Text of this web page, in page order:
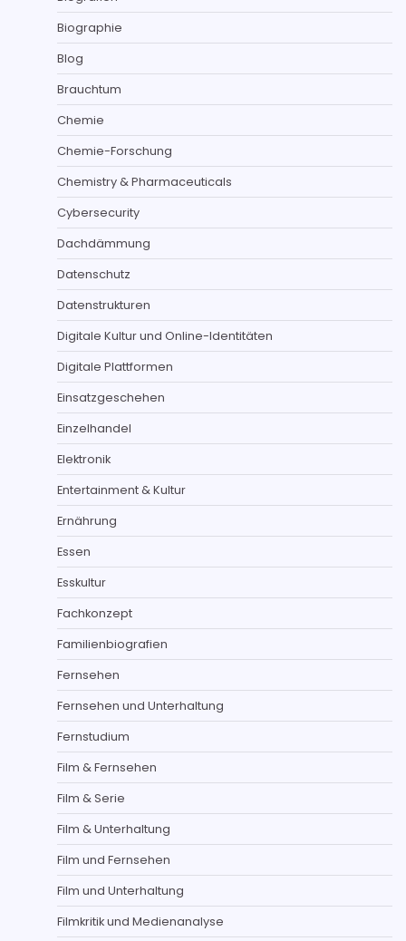
Biographie
Blog
Brauchtum
Chemie
Chemie-Forschung
Chemistry & Pharmaceuticals
Cybersecurity
Dachdämmung
Datenschutz
Datenstrukturen
Digitale Kultur und Online-Identitäten
Digitale Plattformen
Einsatzgeschehen
Einzelhandel
Elektronik
Entertainment & Kultur
Ernährung
Essen
Esskultur
Fachkonzept
Familienbiografien
Fernsehen
Fernsehen und Unterhaltung
Fernstudium
Film & Fernsehen
Film & Serie
Film & Unterhaltung
Film und Fernsehen
Film und Unterhaltung
Filmkritik und Medienanalyse